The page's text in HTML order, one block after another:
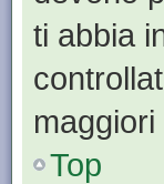
ti abbia
Top